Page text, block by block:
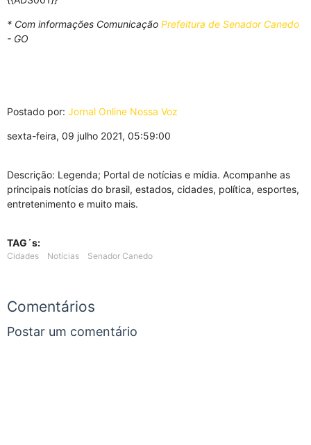
* Com informações Comunicação Prefeitura de Senador Canedo
- GO
Postado por: Jornal Online Nossa Voz
sexta-feira, 09 julho 2021, 05:59:00
Descrição: Legenda; Portal de notícias e mídia. Acompanhe as
principais notícias do brasil, estados, cidades, política, esportes,
entretenimento e muito mais.
TAG´s:
Cidades Notícias Senador Canedo
Comentários
Postar um comentário